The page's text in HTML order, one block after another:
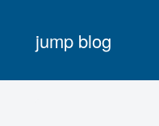
jump blog